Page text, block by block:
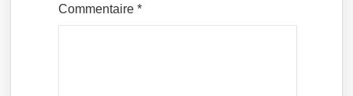
Commentaire*